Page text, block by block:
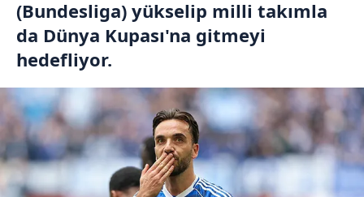
(Bundesliga) yükselip milli takımla
da Dünya Kupası'na gitmeyi
hedefliyor.